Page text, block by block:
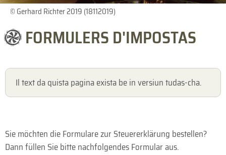
© Gerhard Richter 2019 (18112019)
FORMULERS D'IMPOSTAS
Il text da quista pagina exista be in versiun tudas-cha.
Sie möchten die Formulare zur Steuererklärung bestellen?
Dann füllen Sie bitte nachfolgendes Formular aus.